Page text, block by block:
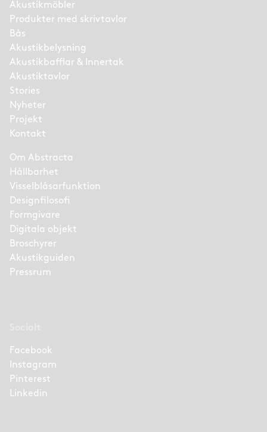
Akustikmöbler
Produkter med skrivtavlor
Bås
Akustikbelysning
Akustikbafflar & Innertak
Akustiktavlor
Stories
Nyheter
Projekt
Kontakt
Om Abstracta
Hållbarhet
Visselblåsarfunktion
Designfilosofi
Formgivare
Digitala objekt
Broschyrer
Akustikguiden
Pressrum
Facebook
Instagram
Pinterest
Linkedin